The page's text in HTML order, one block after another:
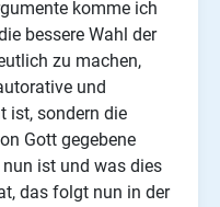
komme ich
bessere Wahl der
zu machen,
und
ist, sondern die
Gott gegebene
ist und was dies
das folgt nun in der